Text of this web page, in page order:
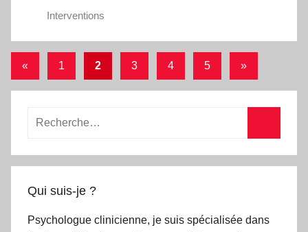
Interventions
Pagination
des
publications
« Publications
1 2 3 4 5
Articles
»
Recherche
:
Qui suis-je ?
Psychologue clinicienne, je suis spécialisée dans